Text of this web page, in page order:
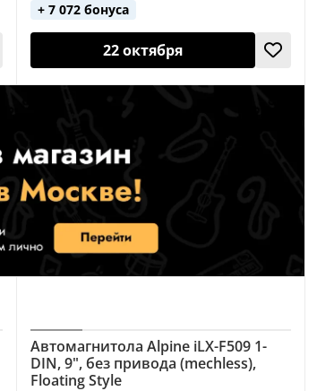
+ 7 072 бонуса
22 октября
Автомагнитола Alpine iLX-F509 1-
DIN, 9", без привода (mechless),
Floating Style